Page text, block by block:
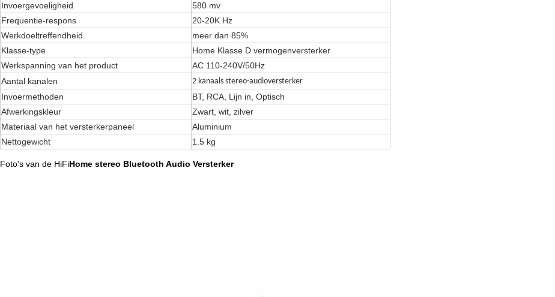
Invoergevoeligheid
580 mv
Frequentie-respons
20-20K Hz
Werkdoeltreffendheid
meer dan 85%
Klasse-type
Home Klasse D vermogenversterker
Werkspanning van het product
AC 110-240V/50Hz
Aantal kanalen
2 kanaals stereo-audioversterker
Invoermethoden
BT, RCA, Lijn in, Optisch
Afwerkingskleur
Zwart, wit, zilver
Materiaal van het versterkerpaneel
Aluminium
Nettogewicht
1.5 kg
Foto's van de HiFiHome stereo Bluetooth Audio Versterker